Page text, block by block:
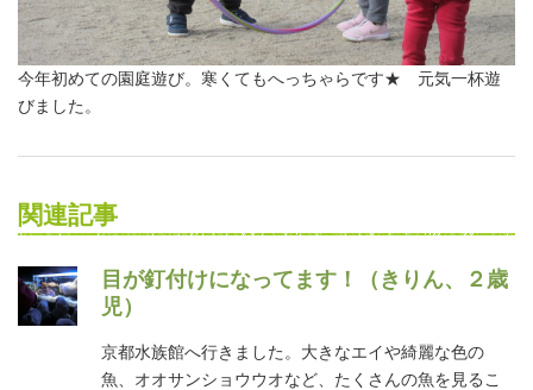
今年初めての園庭遊び。寒くてもへっちゃらです★ 元気一杯遊
びました。
関連記事
目が釘付けになってます！（きりん、２歳
児）
京都水族館へ行きました。大きなエイや綺麗な色の
魚、オオサンショウウオなど、たくさんの魚を見るこ